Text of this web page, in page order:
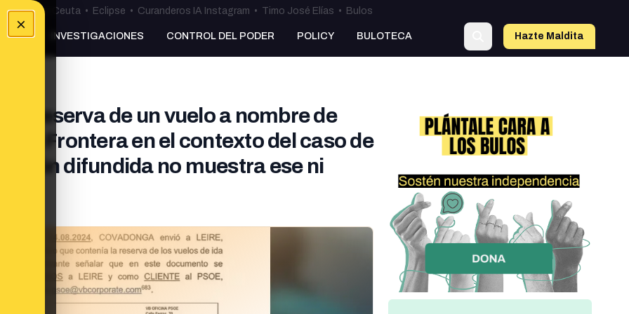
×
•Bulos Ceuta • Eclipse • Curanderos IA Instagram • Timo José Elías • Bulos
INVESTIGACIONES CONTROL DEL PODER POLICY BULOTECA Hazte Maldito
a
reserva de un vuelo a nombre de
la Frontera en el contexto del caso de
difundida no muestra ese ni